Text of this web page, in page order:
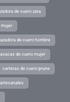
de cuero zara
mujer
de cuero hombre
de cuero mujer
carteras de cuero prune